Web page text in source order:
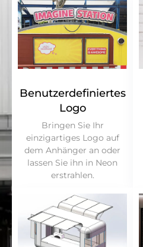
Benutzerdefiniertes
Logo
Bringen Sie Ihr
einzigartiges Logo auf
dem Anhänger an oder
lassen Sie ihn in Neon
erstrahlen.